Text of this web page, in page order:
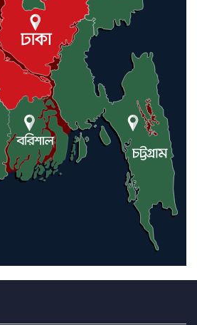
আন্তর্জাতিক মানবাধিকার সম্মেলনে
বিশেষ সম্মাননা পেলেন ফারুক খাঁন,
শ্রীমঙ্গলে সংবর্ধনা